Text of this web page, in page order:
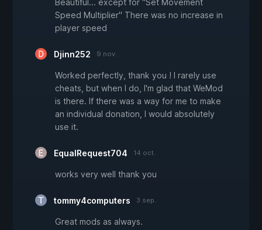
Beautiful... except for "Set Movement
Speed Multiplier" There was no increase in
player speed
Djinn252 9 nov.
Worked perfectly, thank you ! I rarely use
cheats, but when I do, I'm glad that WeMod
is there. If there was a way for me to make
an individual donation, I would absolutely
use it.
EqualRequest704 14 oct.
works very well thank you
tommy4computers 3 sep.
Great mods as always.